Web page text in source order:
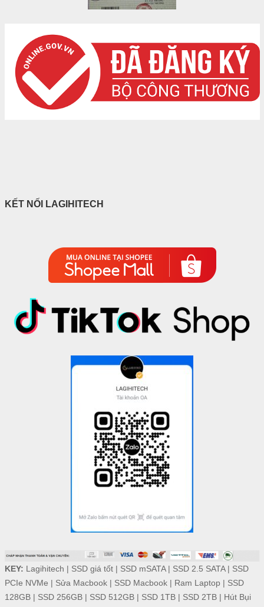
KẾT NỐI LAGIHITECH
KEY: Lagihitech | SSD giá tốt| SSD mSATA| SSD 2.5 SATA| SSD
PCIe NVMe | Sửa Macbook| SSD Macbook| Ram Laptop| SSD
128GB| SSD 256GB| SSD 512GB| SSD 1TB| SSD 2TB| Hút Bụi